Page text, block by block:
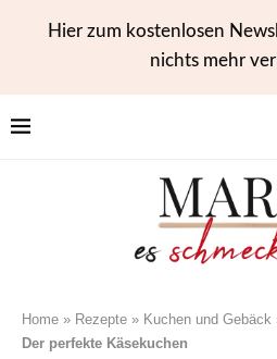
Hier zum kostenlosen
nichts mehr
Home » Rezepte » Kuchen und Gebäck
Der perfekte Käsekuchen